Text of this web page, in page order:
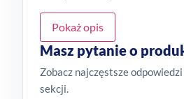
Pokaż opis
Masz pytanie o
Zobacz najczęstsze
sekcji.